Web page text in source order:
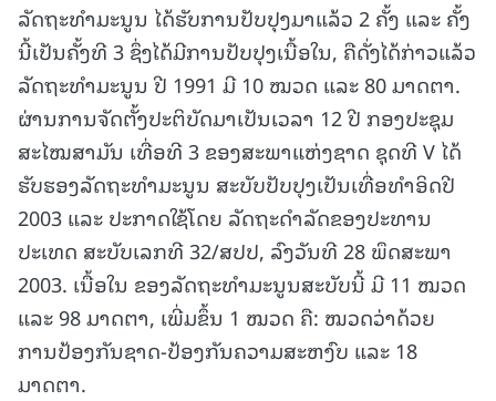
ລັດຖະທຳມະນູນ ໄດ້ຮັບການປັບປຸງມາແລ້ວ 2 ຄັ້ງ ແລະ ຄັ້ງ
ນີ້ເປັນຄັ້ງທີ 3 ຊຶ່ງໄດ້ມີການປັບປຸງເນື້ອໃນ, ຄືດັ່ງໄດ້ກ່າວແລ້ວ
ລັດຖະທຳມະນູນ ປີ 1991 ມີ 10 ໝວດ ແລະ 80 ມາດຕາ.
ຜ່ານການຈັດຕັ້ງປະຕິບັດມາເປັນເວລາ 12 ປີ ກອງປະຊຸມ
ສະໄໝສາມັນ ເທື່ອທີ 3 ຂອງສະພາແຫ່ງຊາດ ຊຸດທີ V ໄດ້
ຮັບຮອງລັດຖະທຳມະນູນ ສະບັບປັບປຸງເປັນເທື່ອທຳອິດປີ
2003 ແລະ ປະກາດໃຊ້ໂດຍ ລັດຖະດຳລັດຂອງປະທານ
ປະເທດ ສະບັບເລກທີ 32/ສປປ, ລົງວັນທີ 28 ພຶດສະພາ
2003. ເນື້ອໃນ ຂອງລັດຖະທຳມະນູນສະບັບນີ້ ມີ 11 ໝວດ
ແລະ 98 ມາດຕາ, ເພີ່ມຂຶ້ນ 1 ໝວດ ຄື: ໝວດວ່າດ້ວຍ
ການປ້ອງກັນຊາດ-ປ້ອງກັນຄວາມສະຫງົບ ແລະ 18
ມາດຕາ.